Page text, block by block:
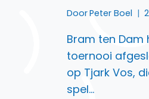
DoorPeter Boel
Bram ten Dam
toernooi
op Tjark Vos,
spel…